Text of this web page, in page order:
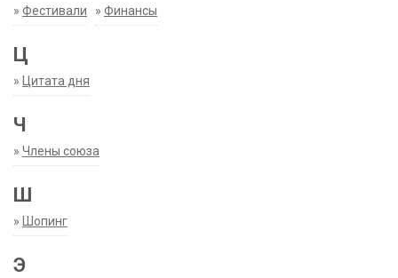
» Фестивали » Финансы
Ц
» Цитата дня
Ч
» Члены союза
Ш
» Шопинг
Э